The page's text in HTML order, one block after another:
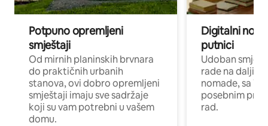
Potpuno opremljeni
smještaji
Od mirnih planinskih brvnara
do praktičnih urbanih
stanova, ovi dobro opremljeni
smještaji imaju sve sadržaje
koji su vam potrebni u vašem
domu.
Digitalni
putnici
Udoban
rade na
nomade, sa
posebnim
rad.